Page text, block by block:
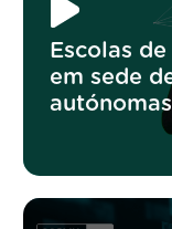
Escolas
em sede
autónomas